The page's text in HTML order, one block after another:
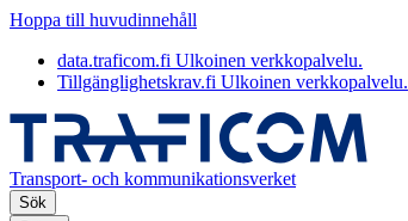
Hoppa till huvudinnehåll
data.traficom.fi Ulkoinen verkkopalvelu.
Tillgänglighetskrav.fi Ulkoinen verkkopalvelu.
Transport- och kommunikationsverket
Sök